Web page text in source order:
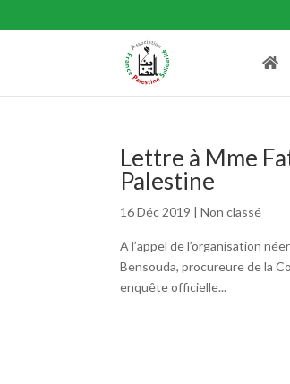
Lettre à Mme
Palestine
16 Déc 2019 |Non classé
A l’appel de l’organisation
Bensouda, procureure de la
enquête officielle...